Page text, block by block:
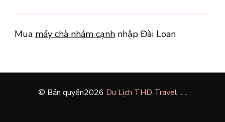
Mua máy chà nhám cạnh nhập Đài Loan
© Bản quyền2026 Du Lịch THD Travel. . ..